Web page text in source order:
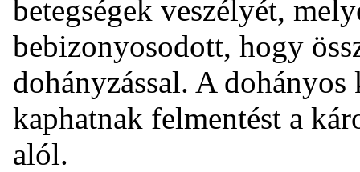
betegségek veszélyét,
bebizonyosodott, hogy
dohányzással. A
kaphatnak felmentést a
alól.